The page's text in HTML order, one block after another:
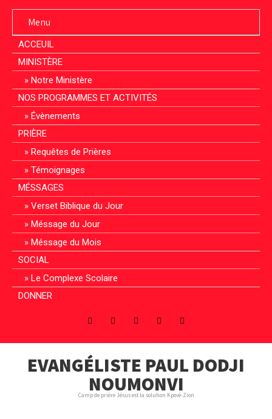
Menu
ACCEUIL
MINISTÈRE
Notre Ministère
NOS PROGRAMMES ET ACTIVITÉS
Évènements
PRIÈRE
Requêtes de Prières
Témoignages
MÉSSAGES
Verset Biblique du Jour
Méssage du Jour
Méssage du Mois
SOCIAL
Le Complexe Scolaire
DONNER
EVANGÉLISTE PAUL DODJI
NOUMONVI
Camp de prière Jésus est la solution Kpové-Zion